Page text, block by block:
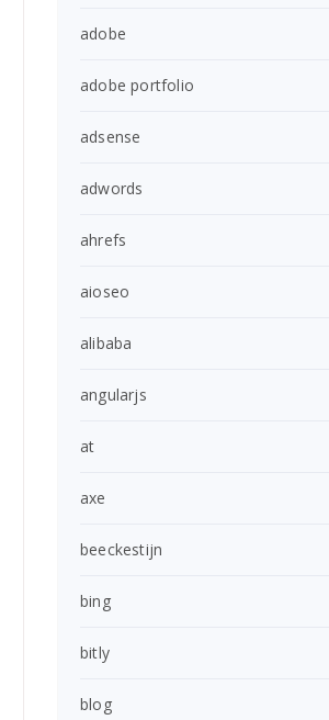
adobe
adobe portfolio
adsense
adwords
ahrefs
aioseo
alibaba
angularjs
at
axe
beeckestijn
bing
bitly
blog